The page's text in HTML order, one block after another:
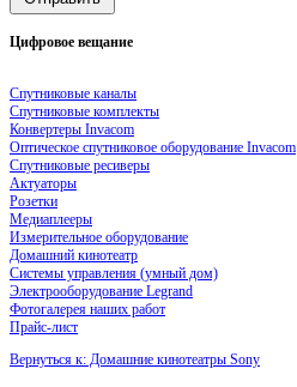
Цифровое вещание
Спутниковые каналы
Спутниковые комплекты
Конвертеры Invacom
Оптическое спутниковое оборудование Invacom
Спутниковые ресиверы
Актуаторы
Розетки
Медиаплееры
Измерительное оборудование
Домашний кинотеатр
Системы управления (умный дом)
Электрооборудование Legrand
Фотогалерея наших работ
Прайс-лист
Вернуться к: Домашние кинотеатры Sony